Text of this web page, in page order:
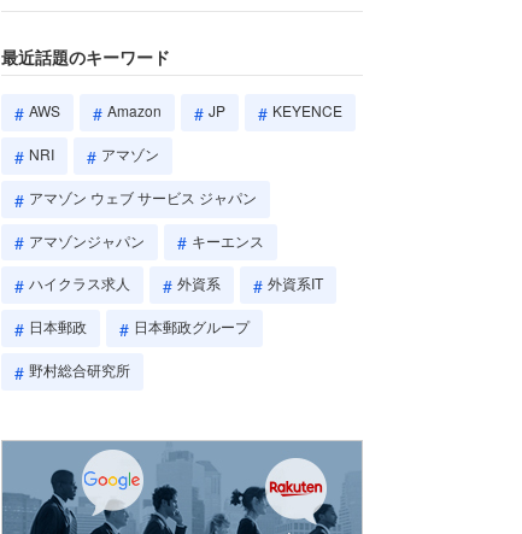
最近話題のキーワード
AWS Amazon JP KEYENCE
NRI アマゾン
アマゾン ウェブ サービス ジャパン
アマゾンジャパン キーエンス
ハイクラス求人 外資系 外資系IT
日本郵政 日本郵政グループ
野村総合研究所